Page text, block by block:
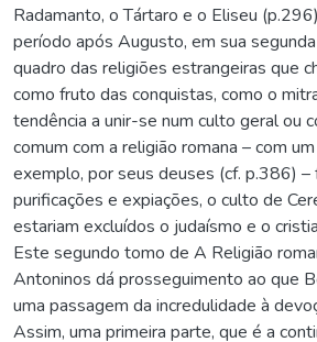
Radamanto, o Tártaro e o Eliseu
período após Augusto, em sua
quadro das religiões estrangeiras que
como fruto das conquistas, como o
tendência a unir-se num culto geral ou
comum com a religião romana – com
exemplo, por seus deuses (cf. p.386) –
purificações e expiações, o culto de
estariam excluídos o judaísmo e o
Este segundo tomo de A Religião
Antoninos dá prosseguimento ao que
uma passagem da incredulidade à
Assim, uma primeira parte, que é a